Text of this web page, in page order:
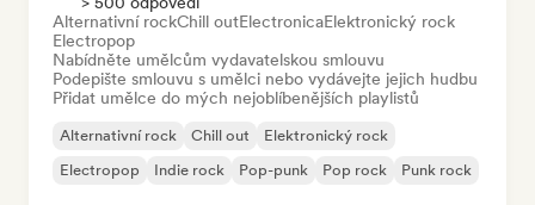
Alternativní rockChill outElectronicaElektronický rock
Electropop
Nabídněte umělcům vydavatelskou smlouvu
Podepište smlouvu s umělci nebo vydávejte jejich hudbu
Přidat umělce do mých nejoblíbenějších playlistů
Alternativní rock Chill out
Elektronický rock
Electropop
Indie rock Pop-punk Pop rock Punk rock